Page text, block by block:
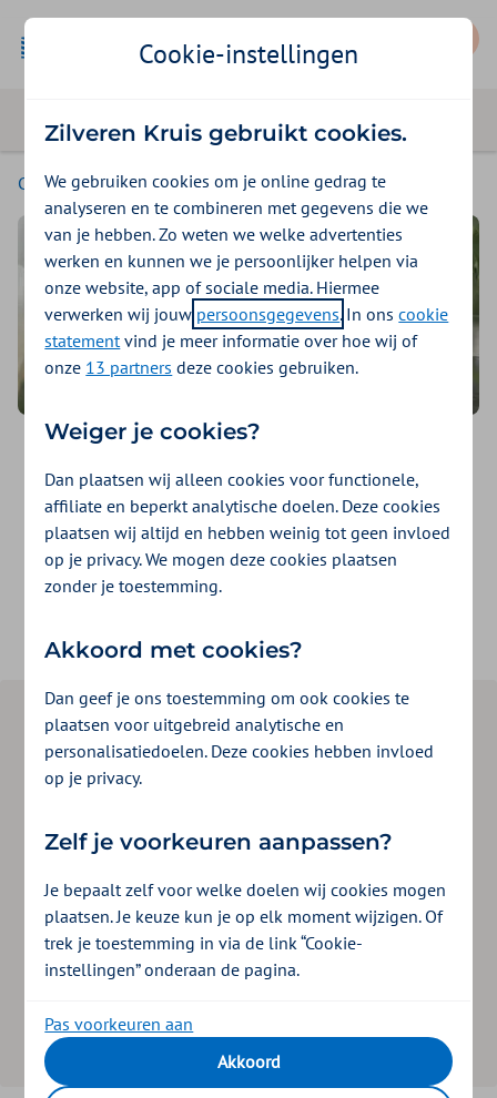
Consumenten
Kies de zorg die je nodig hebt en vul je
postcode in. Of zoek op naam van de
organisatie of zorgverlener.
Welke zorg*
Naam van organisatie of zorgverlener
Cookie-instellingen
Zilveren Kruis gebruikt cookies.
We gebruiken cookies om je online gedrag te
analyseren en te combineren met gegevens die we
van je hebben. Zo weten we welke advertenties
werken en kunnen we je persoonlijker helpen via
onze website, app of sociale media. Hiermee
verwerken wij jouw persoonsgegevens. In onscookie
statementvind je meer informatie over hoe wij of
onze 13 partners deze cookies gebruiken.
Weiger je cookies?
Dan plaatsen wij alleen cookies voor functionele,
affiliate en beperkt analytische doelen. Deze cookies
plaatsen wij altijd en hebben weinig tot geen invloed
op je privacy. We mogen deze cookies plaatsen
zonder je toestemming.
Akkoord met cookies?
Dan geef je ons toestemming om ook cookies te
plaatsen voor uitgebreid analytische en
personalisatiedoelen. Deze cookies hebben invloed
op je privacy.
Zelf je voorkeuren aanpassen?
Je bepaalt zelf voor welke doelen wij cookies mogen
plaatsen. Je keuze kun je op elk moment wijzigen. Of
trek je toestemming in via de link “Cookie-
instellingen” onderaan de pagina.
Pas voorkeuren aan
Akkoord